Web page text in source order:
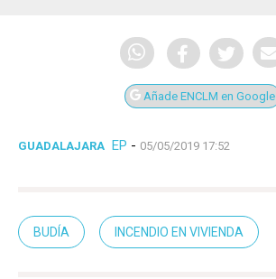
Añade ENCLM en Google
GUADALAJARA EP - 05/05/2019 17:52
BUDÍA INCENDIO EN VIVIENDA